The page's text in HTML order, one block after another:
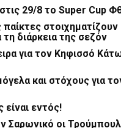
29/8 το Super Cup
στοιχηματίζουν
διάρκεια της σεζόν
για τον Κηφισσό
και στόχους για
είναι εντός!
Σαρωνικό οι